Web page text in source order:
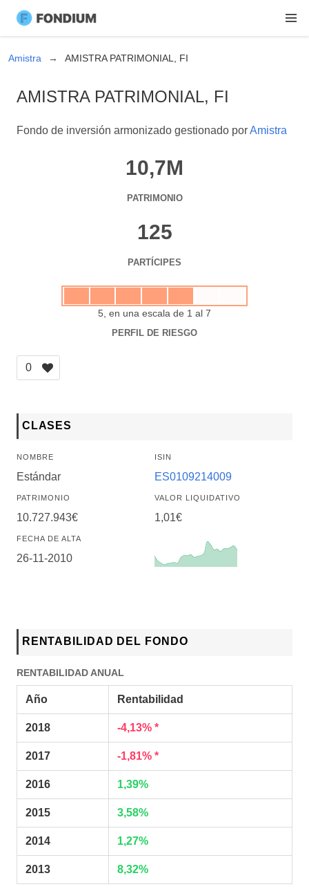
Amistra AMISTRA PATRIMONIAL, FI
AMISTRA PATRIMONIAL, FI
Fondo de inversión armonizado gestionado porAmistra
10,7M
PATRIMONIO
125
PARTÍCIPES
5, en una escala de 1 al 7
PERFIL DE RIESGO
0
CLASES
NOMBRE
Estándar
ISIN
ES0109214009
PATRIMONIO
10.727.943€
VALOR LIQUIDATIVO
1,01€
FECHA DE ALTA
26-11-2010
RENTABILIDAD DEL FONDO
RENTABILIDAD ANUAL
Año Rentabilidad
2018 -4,13% *
2017 -1,81% *
2016 1,39%
2015 3,58%
2014 1,27%
2013 8,32%